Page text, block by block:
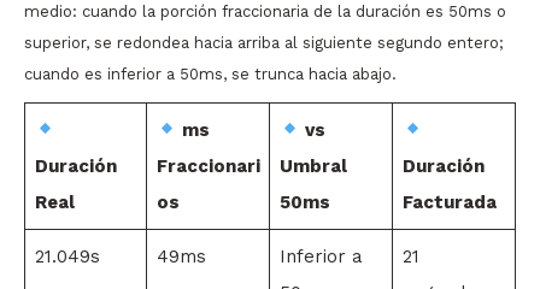
medio: cuando la porción fraccionaria de la duración es 50ms o
superior, se redondea hacia arriba al siguiente segundo entero;
cuando es inferior a 50ms, se trunca hacia abajo.
Duración
Real
ms
Fraccionari
os
vs
Umbral
50ms
Duración
Facturada
21.049s 49ms
Inferior a
21